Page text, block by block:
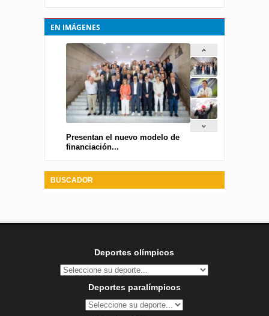
EN IMÁGENES
Presentan el nuevo modelo de
financiación...
BUSCADOR
Deportes olímpicos
Deportes paralímpicos